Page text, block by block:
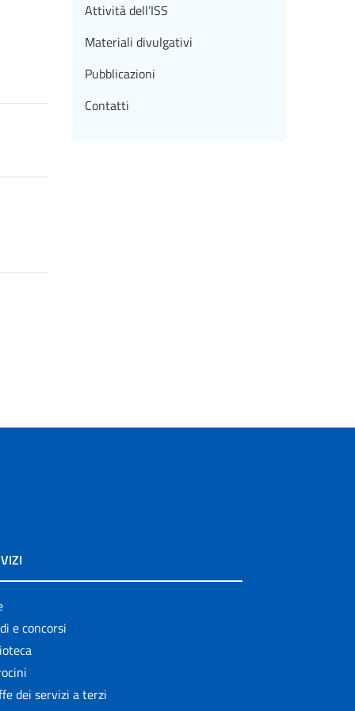
Attività dell’ISS
Materiali divulgativi
Pubblicazioni
Contatti
e concorsi
dei servizi a terzi